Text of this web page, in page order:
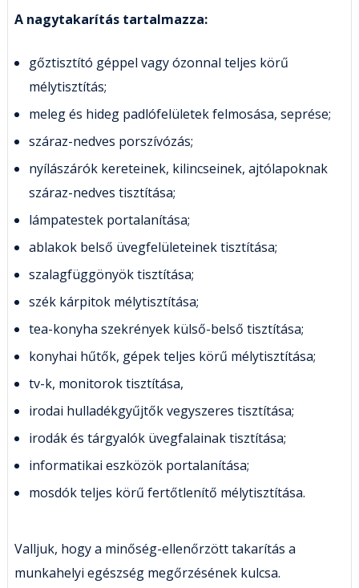
A nagytakarítás tartalmazza:
gőztisztító géppel vagy ózonnal teljes körű
mélytisztítás;
meleg és hideg padlófelületek felmosása, seprése;
száraz-nedves porszívózás;
nyílászárók kereteinek, kilincseinek, ajtólapoknak
száraz-nedves tisztítása;
lámpatestek portalanítása;
ablakok belső üvegfelületeinek tisztítása;
szalagfüggönyök tisztítása;
szék kárpitok mélytisztítása;
tea-konyha szekrények külső-belső tisztítása;
konyhai hűtők, gépek teljes körű mélytisztítása;
tv-k, monitorok tisztítása,
irodai hulladékgyűjtők vegyszeres tisztítása;
irodák és tárgyalók üvegfalainak tisztítása;
informatikai eszközök portalanítása;
mosdók teljes körű fertőtlenítő mélytisztítása.
Valljuk, hogy a minőség-ellenőrzött takarítás a
munkahelyi egészség megőrzésének kulcsa.